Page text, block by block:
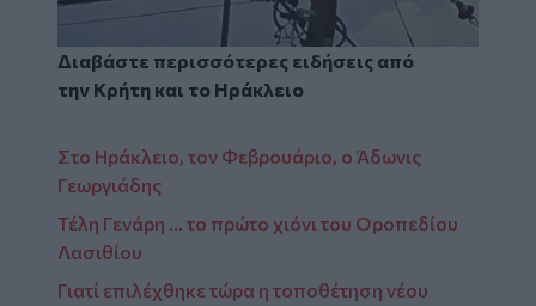
Διαβάστε περισσότερες ειδήσεις από
την Κρήτη και το Ηράκλειο
Στο Ηράκλειο, τον Φεβρουάριο, ο Άδωνις
Γεωργιάδης
Τέλη Γενάρη ... το πρώτο χιόνι του Οροπεδίου
Λασιθίου
Γιατί επιλέχθηκε τώρα η τοποθέτηση νέου